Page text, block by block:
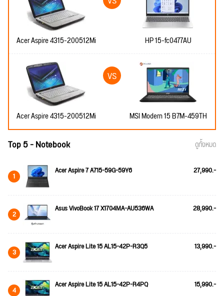
Acer Aspire 4315-200512Mi HP 15-fc0477AU
Acer Aspire 4315-200512Mi MSI Modern 15 B7M-459TH
Top 5 - Notebook ดูทั้งหมด
1 Acer Aspire 7 A715-59G-59Y6 27,990.-
2 Asus VivoBook 17 X1704MA-AU536WA 28,990.-
3 Acer Aspire Lite 15 AL15-42P-R3Q5 13,990.-
4 Acer Aspire Lite 15 AL15-42P-R4PQ 15,990.-